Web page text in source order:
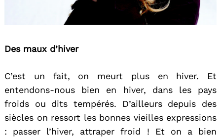
Des maux d’hiver
C’est un fait, on meurt plus en hiver. Et
entendons-nous bien en hiver, dans les pays
froids ou dits tempérés. D’ailleurs depuis des
siècles on ressort les bonnes vieilles expressions
: passer l’hiver, attraper froid ! Et on a bien